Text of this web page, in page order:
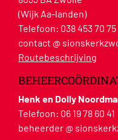
(Wijk Aa-landen)
Telefoon: 038 453 70 75
contact @
Routebeschrijving
Henk en Dolly
Telefoon: 06 19 78 60 41
beheerder @